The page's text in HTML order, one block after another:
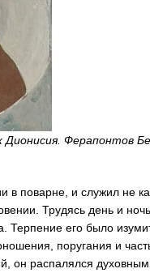
Ферапонтов
в поварне, и служил не
Трудясь день и
Терпение его было
поругания и
он распалялся